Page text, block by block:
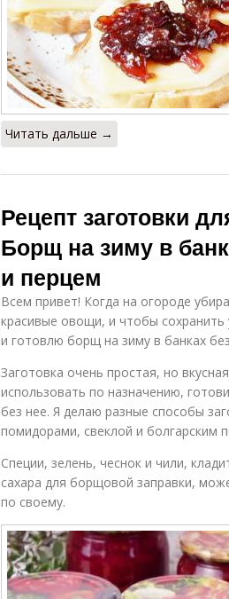
Читать дальше →
Рецепт заготовки
Борщ на зиму в
и перцем
Всем привет! Когда на огороде
красивые овощи, и чтобы
и готовлю борщ на зиму в банках
Заготовка очень простая, но
использовать по назначению,
без нее. Я делаю разные способы
помидорами, свеклой и болгарским
Специи, зелень, чеснок и чили,
сахара для борщовой заправки,
по своему.